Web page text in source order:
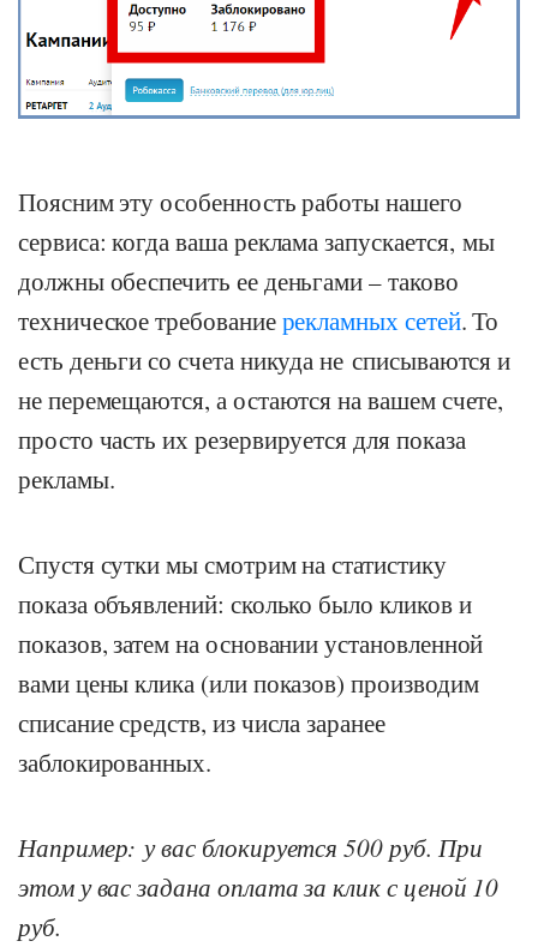
Поясним эту особенность работы нашего
сервиса: когда ваша реклама запускается, мы
должны обеспечить ее деньгами – таково
техническое требованиерекламных сетей. То
есть деньги со счета никуда не списываются и
не перемещаются, а остаются на вашем счете,
просто часть их резервируется для показа
рекламы.
Спустя сутки мы смотрим на статистику
показа объявлений: сколько было кликов и
показов, затем на основании установленной
вами цены клика (или показов) производим
списание средств, из числа заранее
заблокированных.
Например: у вас блокируется 500 руб. При
этом у вас задана оплата за клик с ценой 10
руб.